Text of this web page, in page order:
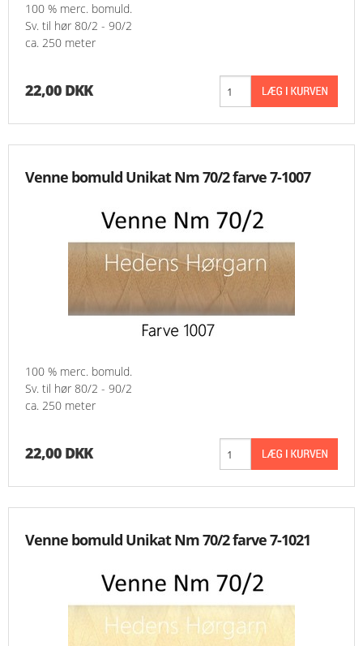
100 % merc. bomuld.
Sv. til hør 80/2 - 90/2
ca. 250 meter
22,00 DKK
Venne bomuld Unikat Nm 70/2 farve 7-1007
100 % merc. bomuld.
Sv. til hør 80/2 - 90/2
ca. 250 meter
22,00 DKK
Venne bomuld Unikat Nm 70/2 farve 7-1021